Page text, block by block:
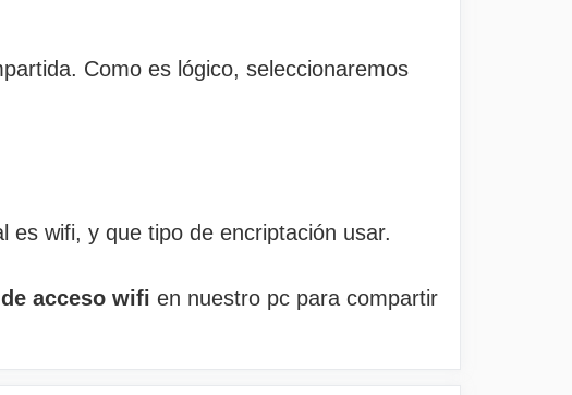
Como es lógico, seleccionaremos
es wifi, y que tipo de encriptación usar.
acceso wifi en nuestro pc para compartir